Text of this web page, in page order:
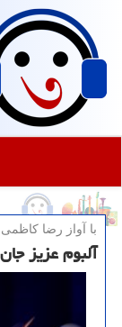
با آواز رضا
آلبوم عزیز